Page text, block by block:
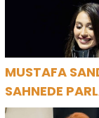
MUSTAFA
SAHNEDE
HARBİYE’DE